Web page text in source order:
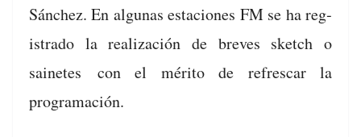
Sánchez. En algu­nas esta­ciones FM se ha reg­
istra­do la real­ización de breves sketch o
sainetes con el méri­to de refres­car la
programación.